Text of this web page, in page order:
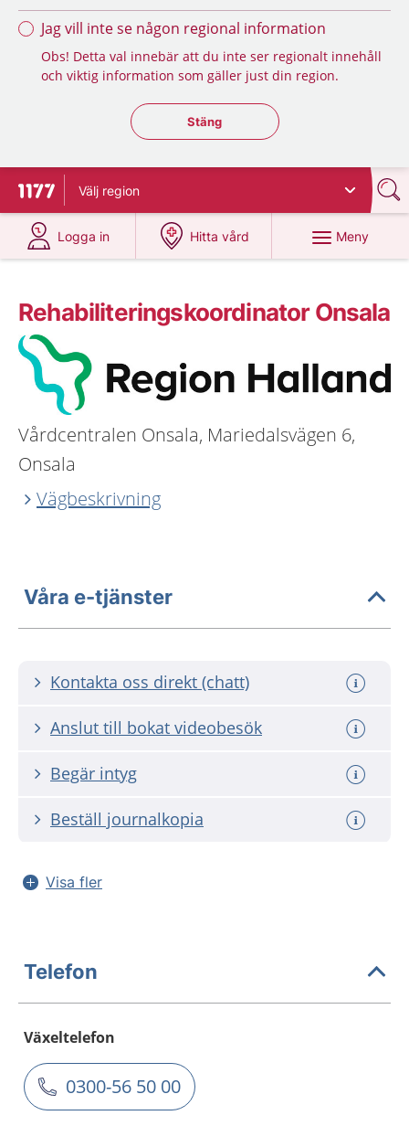
Jag vill inte se någon regional information
Obs! Detta val innebär att du inte ser regionalt innehåll
och viktig information som gäller just din region.
Stäng regionsväljaren
Stäng
Till startsidan för 1177
Välj region
Logga in
på 1177.se
Hitta vård
på 1177.se
Meny
Rehabiliteringskoordinator Onsala
Vårdcentralen Onsala, Mariedalsvägen 6,
Onsala
Vägbeskrivning
Våra e-tjänster
Kontakta oss direkt (chatt)
Anslut till bokat videobesök
Begär intyg
Beställ journalkopia
Visa fler
Telefon
Växeltelefon
0300-56 50 00